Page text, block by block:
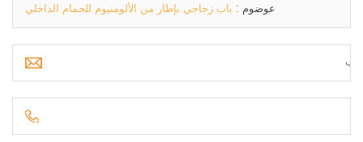
عوضوم : باب زجاجي بإطار من الألومنيوم للحمام الداخلي